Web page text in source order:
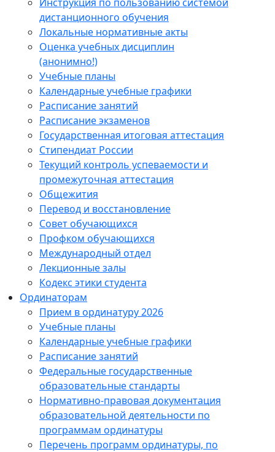
дистанционного обучения
Локальные нормативные акты
Оценка учебных дисциплин
(анонимно!)
Учебные планы
Календарные учебные графики
Расписание занятий
Расписание экзаменов
Государственная итоговая аттестация
Стипендиат России
Текущий контроль успеваемости и
промежуточная аттестация
Общежития
Перевод и восстановление
Совет обучающихся
Профком обучающихся
Международный отдел
Лекционные залы
Кодекс этики студента
Ординаторам
Прием в ординатуру 2026
Учебные планы
Календарные учебные графики
Расписание занятий
Федеральные государственные
образовательные стандарты
Нормативно-правовая документация
образовательной деятельности по
программам ординатуры
Перечень программ ординатуры, по